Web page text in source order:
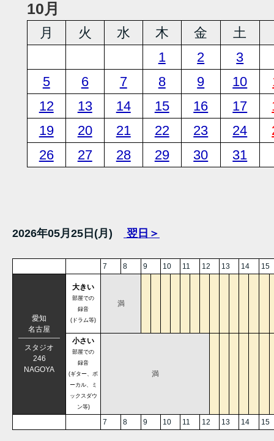
10月
月 火 水 木 金 土
1
2
3
5
6 7 8 9 10
12
13 14 15 16 17
19
20 21 22 23 24
26
27 28 29 30 31
2026年05月25日(月) 翌日＞
7 8 9 10 11 12 13 14 15
愛知
名古屋
スタジオ
246
NAGOYA
大きい
部屋での
録音
(ドラム等)
満
小さい
部屋での
録音
(ギター、ボ
ーカル、ミ
ックスダウ
ン等)
満
7 8 9 10 11 12 13 14 15